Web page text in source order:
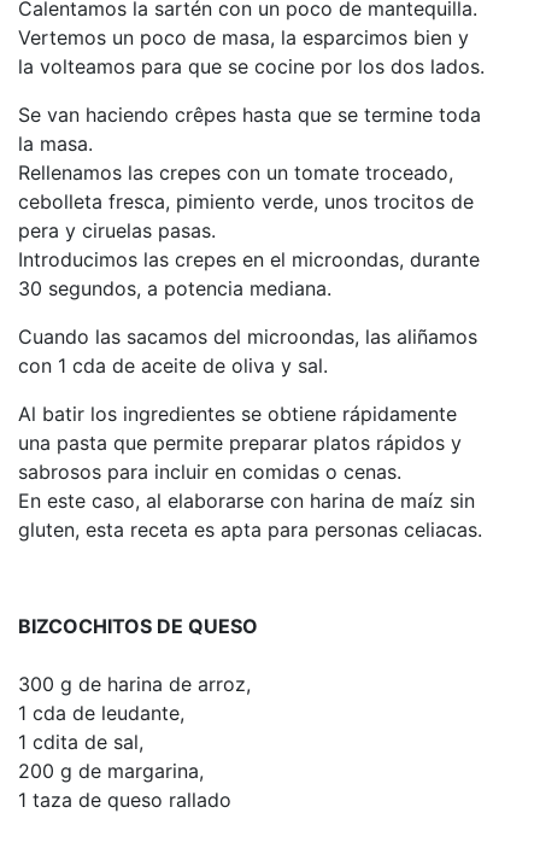
Calentamos la sartén con un poco de mantequilla.
Vertemos un poco de masa, la esparcimos bien y
la volteamos para que se cocine por los dos lados.
Se van haciendo crêpes hasta que se termine toda
la masa.
Rellenamos las crepes con un tomate troceado,
cebolleta fresca, pimiento verde, unos trocitos de
pera y ciruelas pasas.
Introducimos las crepes en el microondas, durante
30 segundos, a potencia mediana.
Cuando las sacamos del microondas, las aliñamos
con 1 cda de aceite de oliva y sal.
Al batir los ingredientes se obtiene rápidamente
una pasta que permite preparar platos rápidos y
sabrosos para incluir en comidas o cenas.
En este caso, al elaborarse con harina de maíz sin
gluten, esta receta es apta para personas celiacas.
BIZCOCHITOS DE QUESO
300 g de harina de arroz,
1 cda de leudante,
1 cdita de sal,
200 g de margarina,
1 taza de queso rallado